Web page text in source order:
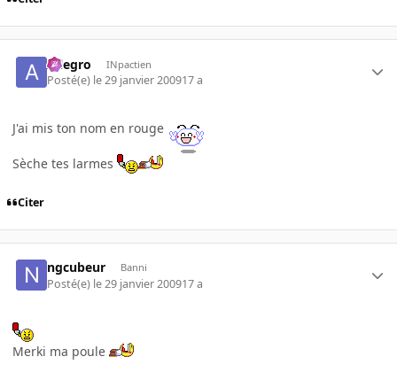
Allegro INpactien
Posté(e) le 29 janvier 200917 a
J'ai mis ton nom en rouge
Sèche tes larmes
Citer
ngcubeur Banni
Posté(e) le 29 janvier 200917 a
Merki ma poule